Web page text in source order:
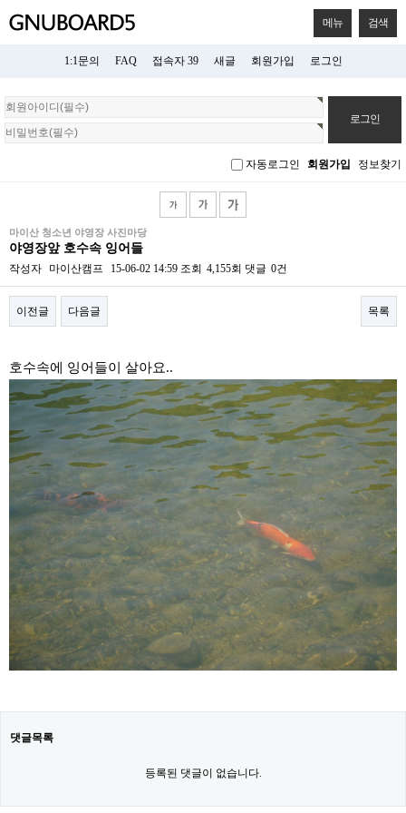
메뉴 검색
1:1문의 FAQ 접속자 39 새글 회원가입 로그인
회
원
로
자동로그인 회원가입 정보찾기
마이산 청소년 야영장 사진마당
야영장앞 호수속 잉어들
작성자 마이산캠프 15-06-02 14:59 조회 4,155회 댓글 0건
이전글 다음글 목록
호수속에 잉어들이 살아요..
댓글목록
등록된 댓글이 없습니다.